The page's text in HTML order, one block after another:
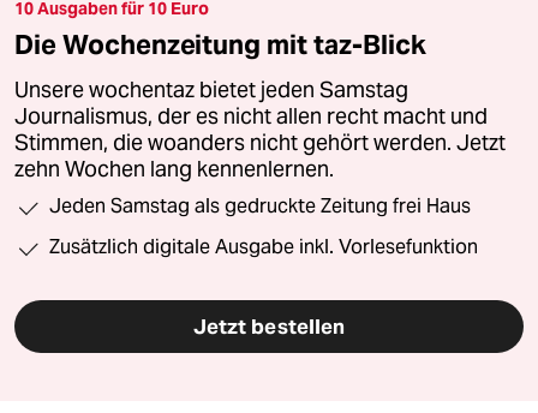
10 Ausgaben für 10 Euro
Die Wochenzeitung mit taz-Blick
Unsere wochentaz bietet jeden Samstag
Journalismus, der es nicht allen recht macht und
Stimmen, die woanders nicht gehört werden. Jetzt
zehn Wochen lang kennenlernen.
Jeden Samstag als gedruckte Zeitung frei Haus
Zusätzlich digitale Ausgabe inkl. Vorlesefunktion
Jetzt bestellen